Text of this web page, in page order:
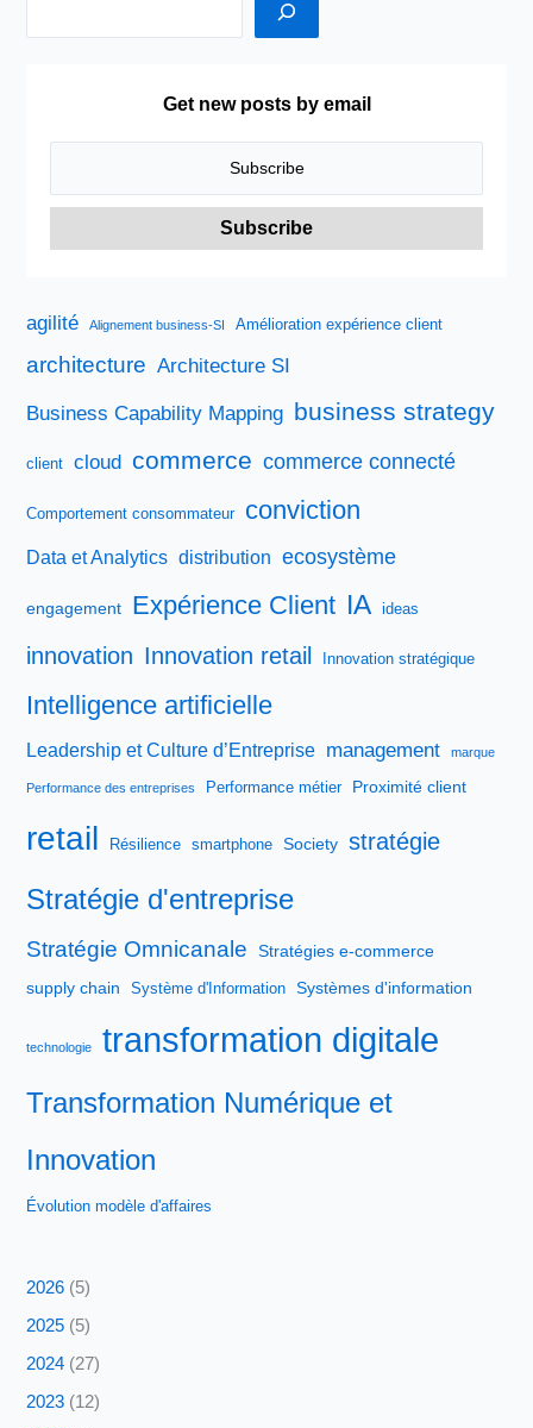
Get new posts by email
agilité Alignement business-SI Amélioration expérience client
architecture Architecture SI
Business Capability Mapping business strategy
client cloud commerce commerce connecté
Comportement consommateur conviction
Data et Analytics distribution ecosystème
engagement Expérience Client IA ideas
innovation Innovation retail Innovation stratégique
Intelligence artificielle
Leadership et Culture d’Entreprise management marque
Performance des entreprises Performance métier Proximité client
retail Résilience smartphone Society stratégie
Stratégie d'entreprise
Stratégie Omnicanale
Stratégies e-commerce
supply chain
Système d'Information Systèmes d'information
technologie transformation digitale
Transformation Numérique et
Innovation
Évolution modèle d'affaires
2026 (5)
2025 (5)
2024 (27)
2023 (12)